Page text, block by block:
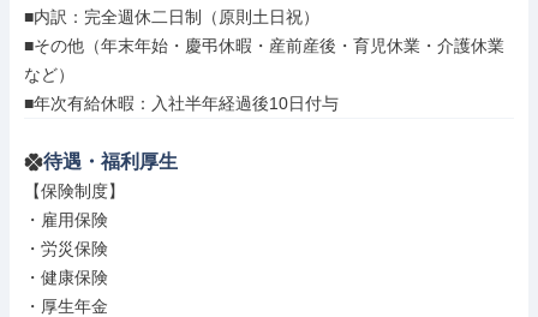
■内訳：完全週休二日制（原則土日祝）
■その他（年末年始・慶弔休暇・産前産後・育児休業・介護休業
など）
■年次有給休暇：入社半年経過後10日付与
待遇・福利厚生
【保険制度】
・雇用保険
・労災保険
・健康保険
・厚生年金